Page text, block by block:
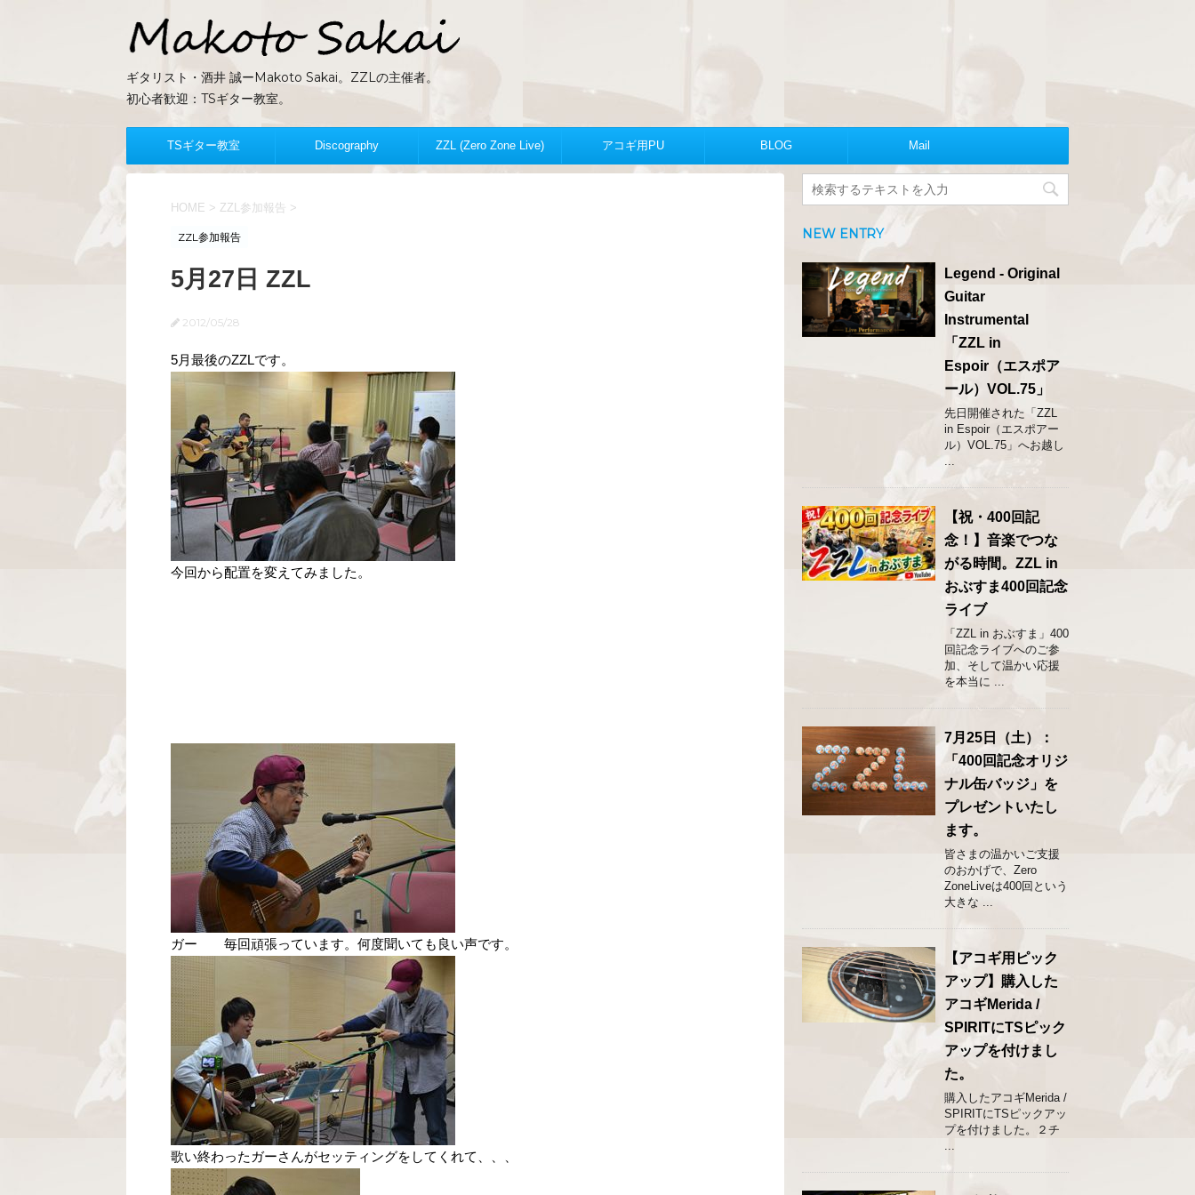
ギタリスト・酒井 誠ーMakoto Sakai。ZZLの主催者。
初心者歓迎：TSギター教室。
TSギター教室 Discography ZZL (Zero Zone Live) アコギ用PU BLOG Mail
HOME > ZZL参加報告 >
ZZL参加報告
5月27日 ZZL
2012/05/28
5月最後のZZLです。
今回から配置を変えてみました。
ガー 毎回頑張っています。何度聞いても良い声です。
歌い終わったガーさんがセッティングをしてくれて、、、
NEW ENTRY
Legend - Original
Guitar
Instrumental
「ZZL in
Espoir（エスポア
ール）VOL.75」
先日開催された「ZZL
in Espoir（エスポアー
ル）VOL.75」へお越し
...
【祝・400回記
念！】音楽でつな
がる時間。ZZL in
おぶすま400回記念
ライブ
「ZZL in おぶすま」400
回記念ライブへのご参
加、そして温かい応援
を本当に ...
7月25日（土）：
「400回記念オリジ
ナル缶バッジ」を
プレゼントいたし
ます。
皆さまの温かいご支援
のおかげで、Zero
ZoneLiveは400回という
大きな ...
【アコギ用ピック
アップ】購入した
アコギMerida /
SPIRITにTSピック
アップを付けまし
た。
購入したアコギMerida /
SPIRITにTSピックアッ
プを付けました。２チ
...